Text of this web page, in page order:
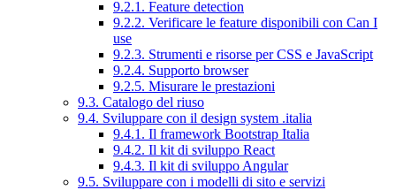
9.2.1. Feature detection
9.2.2. Verificare le feature disponibili con Can I
use
9.2.3. Strumenti e risorse per CSS e JavaScript
9.2.4. Supporto browser
9.2.5. Misurare le prestazioni
9.3. Catalogo del riuso
9.4. Sviluppare con il design system .italia
9.4.1. Il framework Bootstrap Italia
9.4.2. Il kit di sviluppo React
9.4.3. Il kit di sviluppo Angular
9.5. Sviluppare con i modelli di sito e servizi